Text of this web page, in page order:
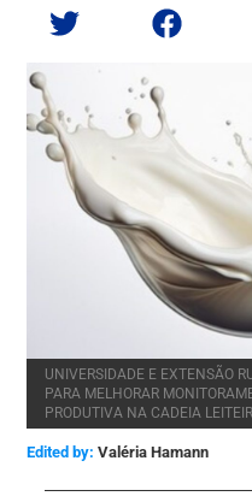
UNIVERSIDADE E EXTENSÃO
PARA MELHORAR
PRODUTIVA NA CADEIA
Edited by: Valéria Hamann